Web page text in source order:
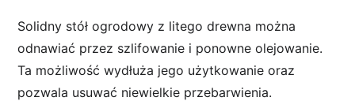
Solidny stół ogrodowy z litego drewna można
odnawiać przez szlifowanie i ponowne olejowanie.
Ta możliwość wydłuża jego użytkowanie oraz
pozwala usuwać niewielkie przebarwienia.